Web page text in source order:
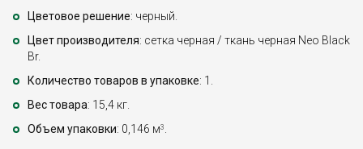
Цветовое решение: черный.
Цвет производителя: сетка черная / ткань черная Neo Black
Br.
Количество товаров в упаковке: 1.
Вес товара: 15,4 кг.
Объем упаковки: 0,146 м3